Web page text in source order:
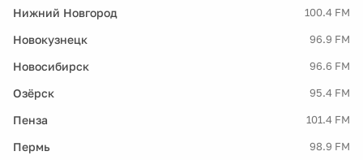
Нижний Новгород 100.4 FM
Новокузнецк 96.9 FM
Новосибирск 96.6 FM
Озёрск 95.4 FM
Пенза 101.4 FM
Пермь 98.9 FM